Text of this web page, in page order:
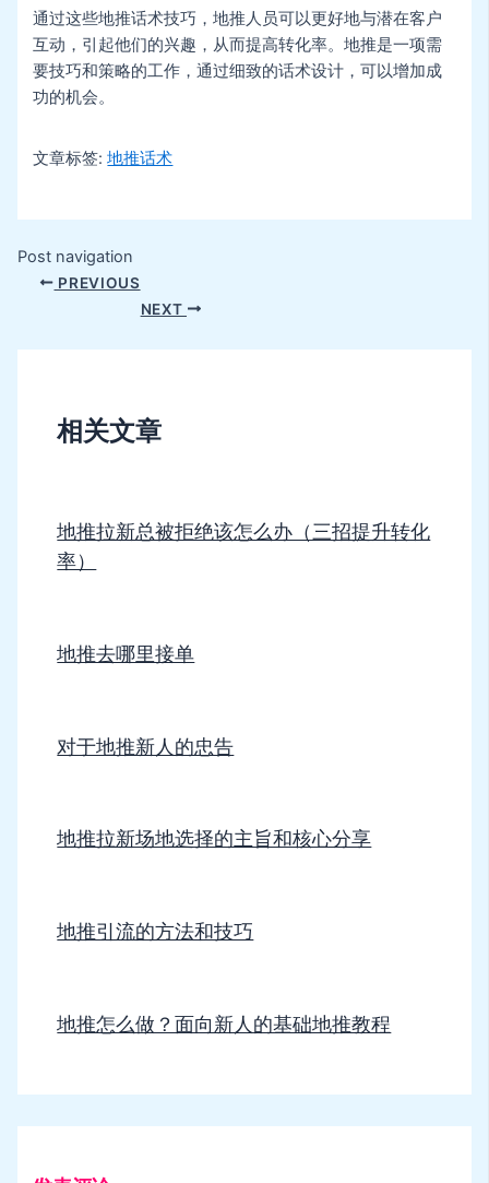
通过这些地推话术技巧，地推人员可以更好地与潜在客户
互动，引起他们的兴趣，从而提高转化率。地推是一项需
要技巧和策略的工作，通过细致的话术设计，可以增加成
功的机会。
文章标签:地推话术
Post navigation
PREVIOUS
NEXT
相关文章
地推拉新总被拒绝该怎么办（三招提升转化
率）
地推去哪里接单
对于地推新人的忠告
地推拉新场地选择的主旨和核心分享
地推引流的方法和技巧
地推怎么做？面向新人的基础地推教程